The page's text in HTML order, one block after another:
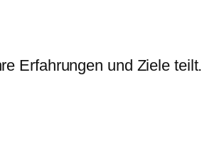
Erfahrungen und Ziele teilt.